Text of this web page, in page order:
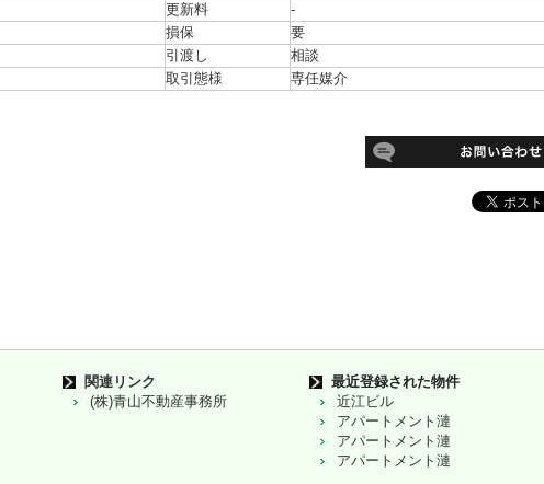
更新料
-
損保
要
引渡し
相談
取引態様
専任媒介
関連リンク
(株)青山不動産事務所
最近登録された物件
近江ビル
アパートメント漣
アパートメント漣
アパートメント漣